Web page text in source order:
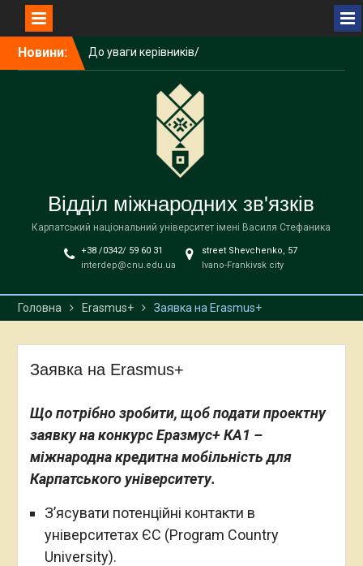
Новини:
До уваги керівників/
співробітників загальних
підрозділів університету!
Літня школа польської
мови, історії та культури
До уваги здобувачів
університету імені Василя
Стефаника!
Відділ міжнародних зв'язків
Карпатський національний університет імені Василя Стефаника
+38 /0342/ 59 60 31
interdep@cnu.edu.ua
street Shevchenko, 57
Ivano-Frankivsk city
Головна Erasmus+ Заявка на Erasmus+
Заявка на Erasmus+
Що потрібно зробити, щоб подати проектну
заявку на конкурс Еразмус+ КА1 –
міжнародна кредитна мобільність для
Карпатського університету.
З’ясувати потенційні контакти в
університетах ЄС (Program Country
University).